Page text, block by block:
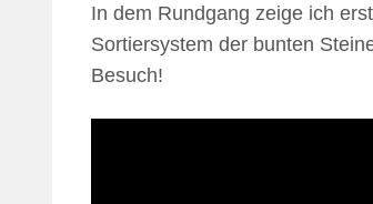
In dem Rundgang zeige ich
Sortiersystem der bunten
Besuch!